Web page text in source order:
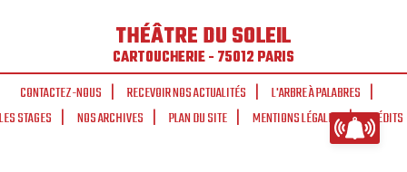
THÉÂTRE DU SOLEIL
CARTOUCHERIE - 75012 PARIS
CONTACTEZ-NOUS
RECEVOIR NOS ACTUALITÉS
L'ARBRE À PALABRES
LES STAGES
NOS ARCHIVES PLAN DU SITE MENTIONS LÉGALES CRÉDITS